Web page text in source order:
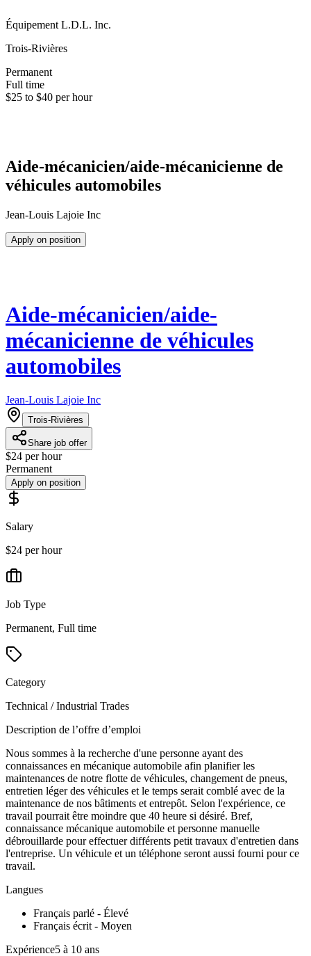
Équipement L.D.L. Inc.
Trois-Rivières
Permanent
Full time
$25 to $40 per hour
Aide-mécanicien/aide-mécanicienne de
véhicules automobiles
Jean-Louis Lajoie Inc
Apply on position
Aide-mécanicien/aide-
mécanicienne de véhicules
automobiles
Jean-Louis Lajoie Inc
Trois-Rivières
Share job offer
$24 per hour
Permanent
Apply on position
Salary
$24 per hour
Job Type
Permanent, Full time
Category
Technical / Industrial Trades
Description de l’offre d’emploi
Nous sommes à la recherche d'une personne ayant des
connaissances en mécanique automobile afin planifier les
maintenances de notre flotte de véhicules, changement de pneus,
entretien léger des véhicules et le temps serait comblé avec de la
maintenance de nos bâtiments et entrepôt. Selon l'expérience, ce
travail pourrait être moindre que 40 heure si désiré. Bref,
connaissance mécanique automobile et personne manuelle
débrouillarde pour effectuer différents petit travaux d'entretien dans
l'entreprise. Un véhicule et un téléphone seront aussi fourni pour ce
travail.
Langues
Français parlé - Élevé
Français écrit - Moyen
Expérience5 à 10 ans